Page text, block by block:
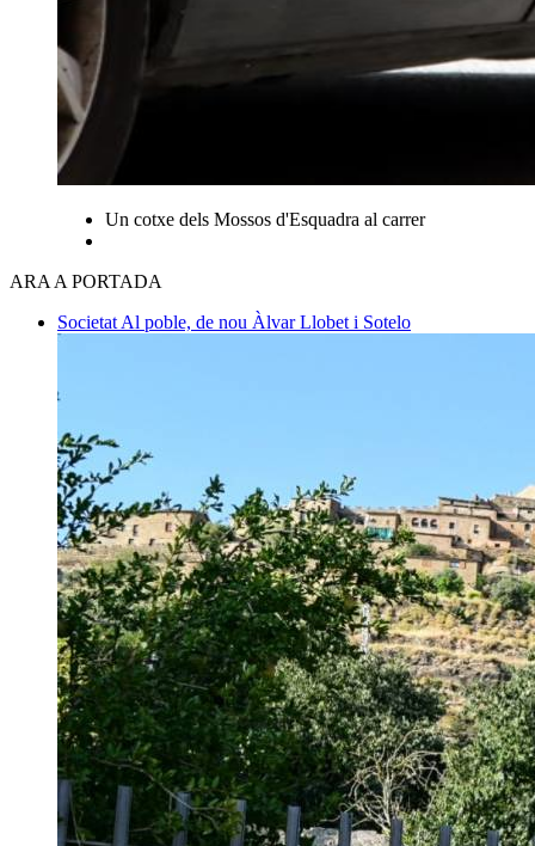
Un cotxe dels Mossos d'Esquadra al carrer
ARA A PORTADA
Societat Al poble, de nou Àlvar Llobet i Sotelo